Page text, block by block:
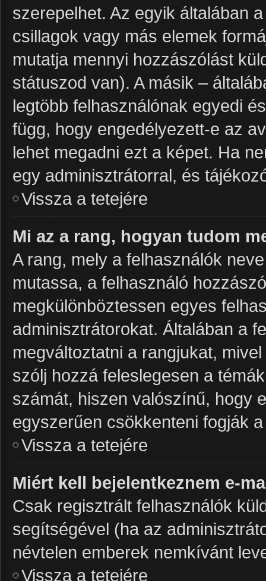
szerepelhet. Az egyik általában
csillagok vagy más elemek
mutatja mennyi hozzászólást
státuszod van). A másik –
legtöbb felhasználónak egyedi
függ, hogy engedélyezett-e az
lehet megadni ezt a képet. Ha
egy adminisztrátorral, és
Vissza a tetejére
Mi az a rang, hogyan tudom
A rang, mely a felhasználók
mutassa, a felhasználó
megkülönböztessen egyes
adminisztrátorokat. Általában a
megváltoztatni a rangjukat,
szólj hozzá feleslegesen a
számát, hiszen valószínű, hogy
egyszerűen csökkenteni fogják
Vissza a tetejére
Miért kell bejelentkeznem e-
Csak regisztrált felhasználók
segítségével (ha az
névtelen emberek nemkívánt
Vissza a tetejére